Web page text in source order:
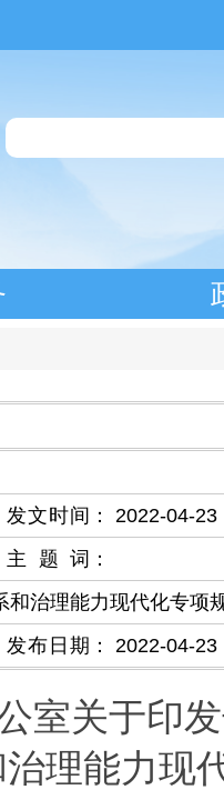
发文时间 ：
2022-04-23
主题词 ：
和治理能力现代化专项
发布日期 ： 2022-04-23
室关于印
理能力现